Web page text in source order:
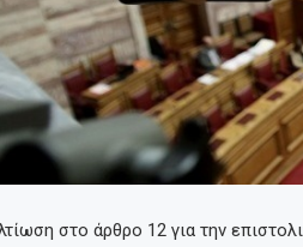
στο άρθρο 12 για την